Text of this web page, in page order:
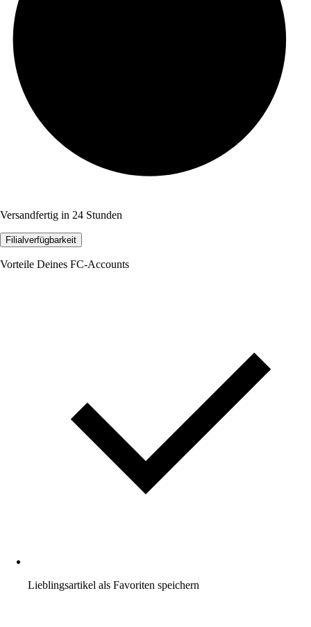
Versandfertig in 24 Stunden
Filialverfügbarkeit
Vorteile Deines FC-Accounts
Lieblingsartikel als Favoriten speichern